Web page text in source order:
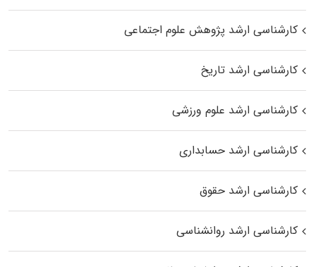
کارشناسی ارشد پژوهش علوم اجتماعی
کارشناسی ارشد تاریخ
کارشناسی ارشد علوم ورزشی
کارشناسی ارشد حسابداری
کارشناسی ارشد حقوق
کارشناسی ارشد روانشناسی